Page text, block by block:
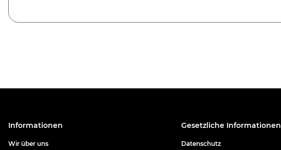
Informationen
Wir über uns
Gesetzliche Informationen
Datenschutz